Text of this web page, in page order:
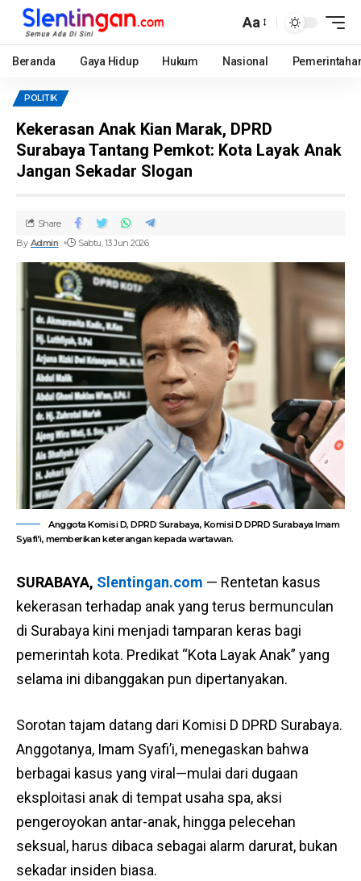
Aa
Beranda Gaya Hidup Hukum Nasional
POLITIK
Kekerasan Anak Kian Marak, DPRD
Surabaya Tantang Pemkot: Kota Layak Anak
Jangan Sekadar Slogan
By Admin Sabtu, 13 Jun 2026
Share
Anggota Komisi D, DPRD Surabaya, Komisi D DPRD Surabaya Imam
Syafi’i, memberikan keterangan kepada wartawan.
SURABAYA, Slentingan.com — Rentetan kasus
kekerasan terhadap anak yang terus bermunculan
di Surabaya kini menjadi tamparan keras bagi
pemerintah kota. Predikat “Kota Layak Anak” yang
selama ini dibanggakan pun dipertanyakan.
Sorotan tajam datang dari Komisi D DPRD Surabaya.
Anggotanya, Imam Syafi’i, menegaskan bahwa
berbagai kasus yang viral—mulai dari dugaan
eksploitasi anak di tempat usaha spa, aksi
pengeroyokan antar-anak, hingga pelecehan
seksual, harus dibaca sebagai alarm darurat, bukan
sekadar insiden biasa.